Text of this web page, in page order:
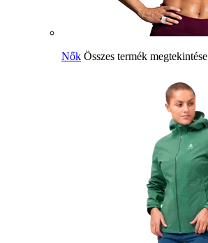
Nők Összes termék megtekintése